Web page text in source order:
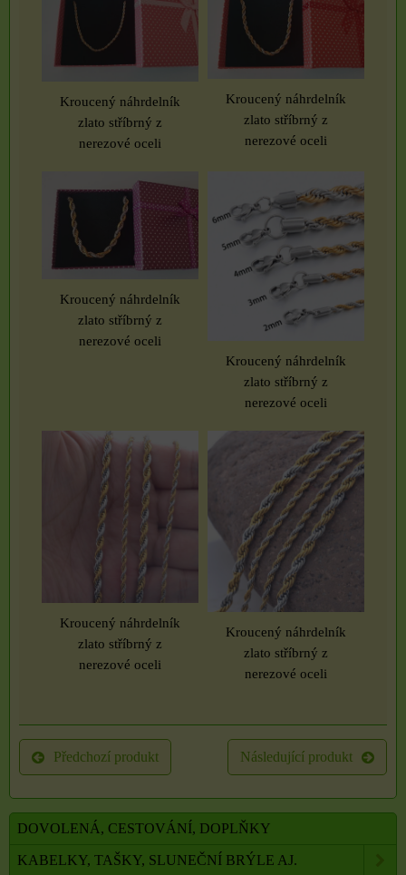
Kroucený náhrdelník
zlato stříbrný z
nerezové oceli
Kroucený náhrdelník
zlato stříbrný z
nerezové oceli
Kroucený náhrdelník
zlato stříbrný z
nerezové oceli
Kroucený náhrdelník
zlato stříbrný z
nerezové oceli
Kroucený náhrdelník
zlato stříbrný z
nerezové oceli
Kroucený náhrdelník
zlato stříbrný z
nerezové oceli
Předchozí produkt Následující produkt
DOVOLENÁ, CESTOVÁNÍ, DOPLŇKY
KABELKY, TAŠKY, SLUNEČNÍ BRÝLE AJ.